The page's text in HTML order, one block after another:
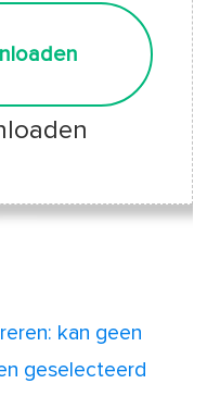
kan geen
geselecteerd